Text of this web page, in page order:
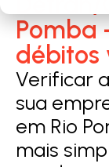
Pomba
débitos
Verificar
sua
em Rio
mais